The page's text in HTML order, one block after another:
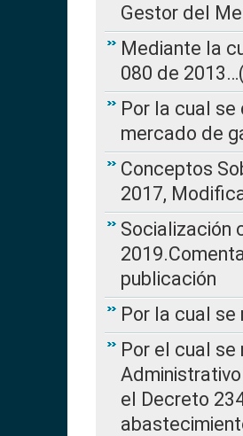
Gestor del
Mediante la
080 de
Por la cual
mercado de
Conceptos
2017,
Socialización
publicación
Por la cual se
Por el cual
el Decreto